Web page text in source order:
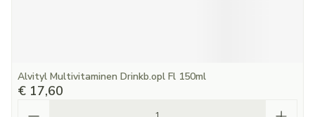
Alvityl Multivitaminen Drinkb.opl Fl 150ml
€ 17,60